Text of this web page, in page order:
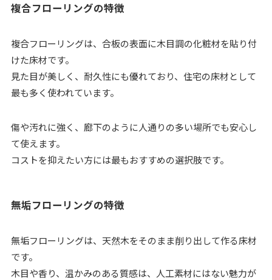
複合フローリングの特徴
複合フローリングは、合板の表面に木目調の化粧材を貼り付
けた床材です。
見た目が美しく、耐久性にも優れており、住宅の床材として
最も多く使われています。
傷や汚れに強く、廊下のように人通りの多い場所でも安心し
て使えます。
コストを抑えたい方には最もおすすめの選択肢です。
無垢フローリングの特徴
無垢フローリングは、天然木をそのまま削り出して作る床材
です。
木目や香り、温かみのある質感は、人工素材にはない魅力が